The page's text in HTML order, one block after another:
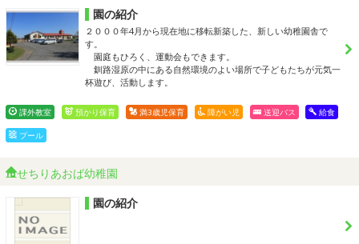
園の紹介
２０００年4月から現在地に移転新築した、新しい幼稚園舎で
す。
園庭もひろく、運動会もできます。
釧路湿原の中にある自然環境のよい場所で子どもたちが元気一
杯遊び、活動します。
課外教室 預かり保育 満3歳児保育 障がい児 送迎バス 給食
プール
せちりあおば幼稚園
園の紹介